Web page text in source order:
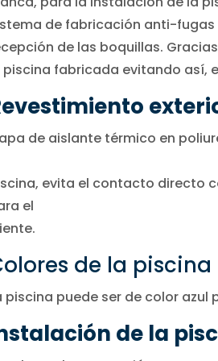
de fabricación anti-
de las boquillas.
piscina fabricada evitando así,
de aislante térmico en
evita el contacto directo
el
de la piscina
piscina puede ser de color
de la